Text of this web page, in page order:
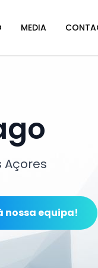
MEDIA
Açores
nossa equipa!